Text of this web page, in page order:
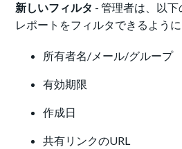
新しいフィルタ - 管理者は、以
レポートをフィルタできるように
所有者名/メール/グループ
有効期限
作成日
共有リンクのURL